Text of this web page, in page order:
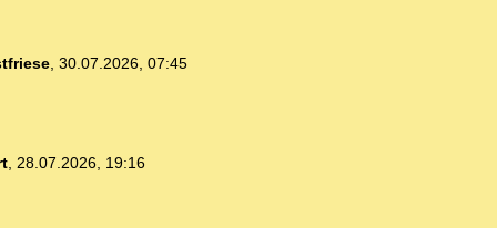
, 30.07.2026, 07:45
, 28.07.2026, 19:16